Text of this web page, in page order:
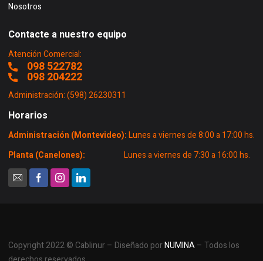
Nosotros
Contacte a nuestro equipo
Atención Comercial:
098 522782
098 204222
Administración: (598) 26230311
Horarios
Administración (Montevideo):Lunes a viernes de 8:00 a 17:00 hs.
Planta (Canelones): Lunes a viernes de 7:30 a 16:00 hs.
Copyright 2022 © Cablinur – Diseñado porNUMINA– Todos los